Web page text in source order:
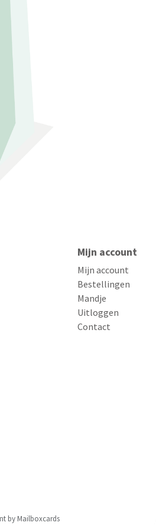
Mijn account
Mijn account
Bestellingen
Mandje
Uitloggen
Contact
by Mailboxcards